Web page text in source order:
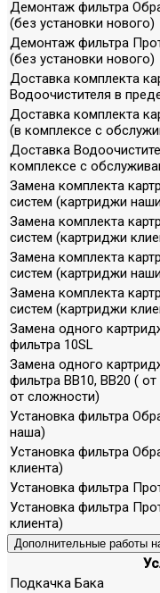
Демонтаж фильтра
(без установки нового)
Демонтаж фильтра
(без установки нового)
Доставка комплекта
Водоочистителя в
Доставка комплекта
(в комплексе с
Доставка
комплексе с
Замена комплекта
систем (картриджи
Замена комплекта
систем (картриджи
Замена комплекта
систем (картриджи
Замена комплекта
систем (картриджи
Замена одного
фильтра 10SL
Замена одного
фильтра ВВ10, ВВ20 (
от сложности)
Установка фильтра
наша)
Установка фильтра
клиента)
Установка фильтра
Установка фильтра
клиента)
Дополнительные работы
Подкачка Бака